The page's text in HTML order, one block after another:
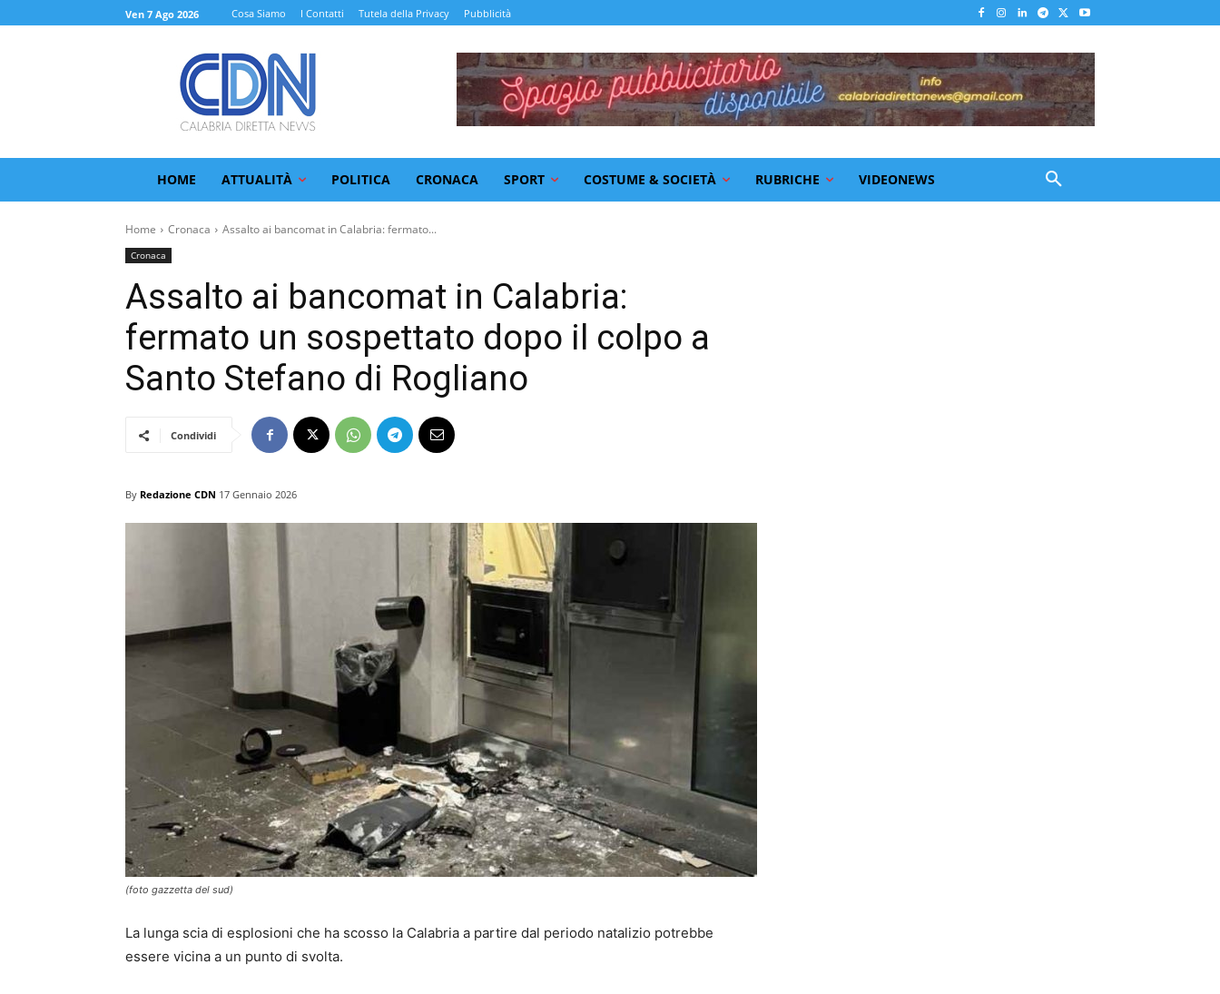
Ven 7 Ago 2026 Cosa Siamo I Contatti Tutela della Privacy Pubblicità
HOME ATTUALITÀ POLITICA CRONACA SPORT COSTUME & SOCIETÀ RUBRICHE VIDEONEWS
Home Cronaca Assalto ai bancomat in Calabria: fermato...
Cronaca
Assalto ai bancomat in Calabria:
fermato un sospettato dopo il colpo a
Santo Stefano di Rogliano
Condividi
By Redazione CDN 17 Gennaio 2026
(foto gazzetta del sud)
La lunga scia di esplosioni che ha scosso la Calabria a partire dal periodo natalizio potrebbe
essere vicina a un punto di svolta.